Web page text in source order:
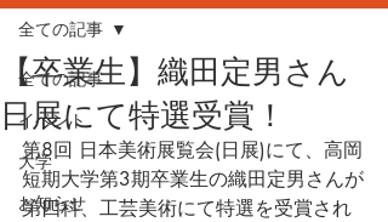
全ての記事
イベント
大学
お知らせ
全ての記事
【卒業生】織田定男さん
日展にて特選受賞！
第8回 日本美術展覧会(日展)にて、高岡
短期大学第3期卒業生の織田定男さんが
第四科、工芸美術にて特選を受賞され